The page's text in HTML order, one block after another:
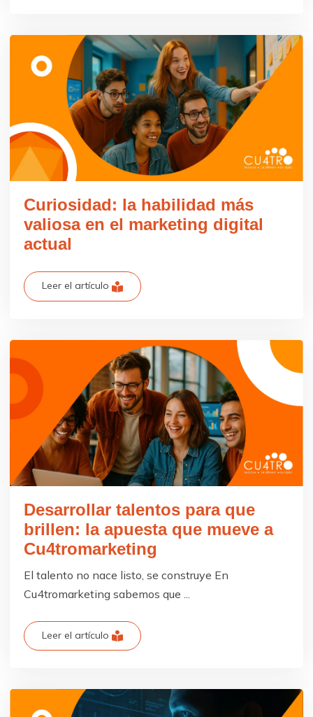
Curiosidad: la habilidad más
valiosa en el marketing digital
actual
Leer el artículo
Desarrollar talentos para que
brillen: la apuesta que mueve a
Cu4tromarketing
El talento no nace listo, se construye En
Cu4tromarketing sabemos que ...
Leer el artículo